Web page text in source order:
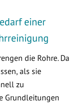
einer
die Rohre. Da
als sie
zu
Grundleitungen